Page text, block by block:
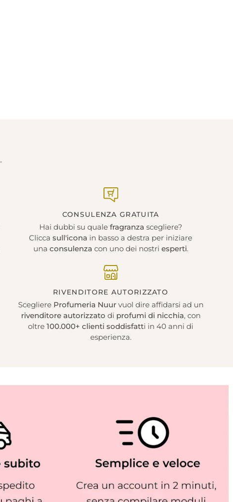
CONSULENZA GRATUITA
Hai dubbi su quale fragranza scegliere?
Cliccasull'icona in basso a destra per iniziare
una consulenza con uno dei nostri esperti.
RIVENDITORE AUTORIZZATO
ScegliereProfumeria Nuur vuol dire affidarsi ad un
rivenditore autorizzato di profumi di nicchia, con
oltre100.000+ clienti soddisfatti in 40 anni di
esperienza.